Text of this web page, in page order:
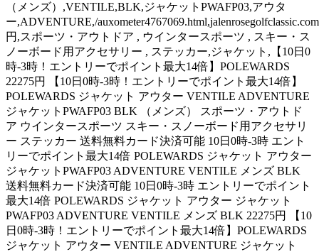
（メンズ）,VENTILE,BLK,ジャケットPWAFP03,アウタ
ー,ADVENTURE,/
円,スポーツ・アウトドア , ウインタースポーツ , スキー・ス
ノーボード用アクセサリー , ステッカー,ジャケット,【10日0
時-3時！エントリーでポイント最大14倍】POLEWARDS
22275円 【10日0時-3時！エントリーでポイント最大14倍】
POLEWARDS ジャケット アウター VENTILE ADVENTURE
ジャケットPWAFP03 BLK （メンズ） スポーツ・アウトド
ア ウインタースポーツ スキー・スノーボード用アクセサリ
ー ステッカー 送料無料カード決済可能 10日0時-3時 エント
リーでポイント最大14倍 POLEWARDS ジャケット アウター
ジャケットPWAFP03 ADVENTURE VENTILE メンズ BLK
送料無料カード決済可能 10日0時-3時 エントリーでポイント
最大14倍 POLEWARDS ジャケット アウター ジャケット
PWAFP03 ADVENTURE VENTILE メンズ BLK 22275円 【10
日0時-3時！エントリーでポイント最大14倍】POLEWARDS
ジャケット アウター VENTILE ADVENTURE ジャケット